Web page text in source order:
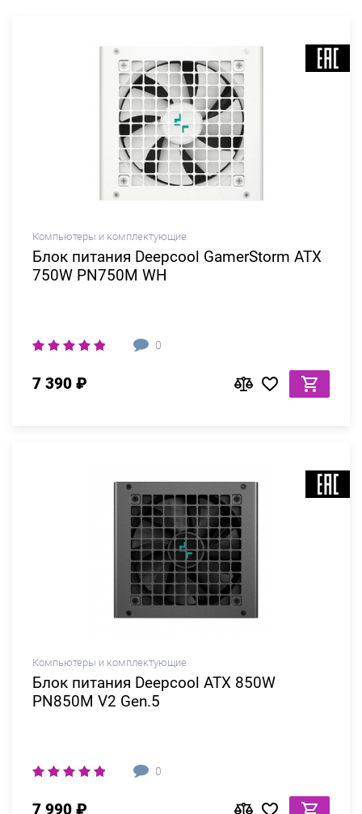
Компьютеры и комплектующие
Блок питания Deepcool GamerStorm ATX
750W PN750M WH
0
7 390 ₽
Компьютеры и комплектующие
Блок питания Deepcool ATX 850W
PN850M V2 Gen.5
0
7 990 ₽